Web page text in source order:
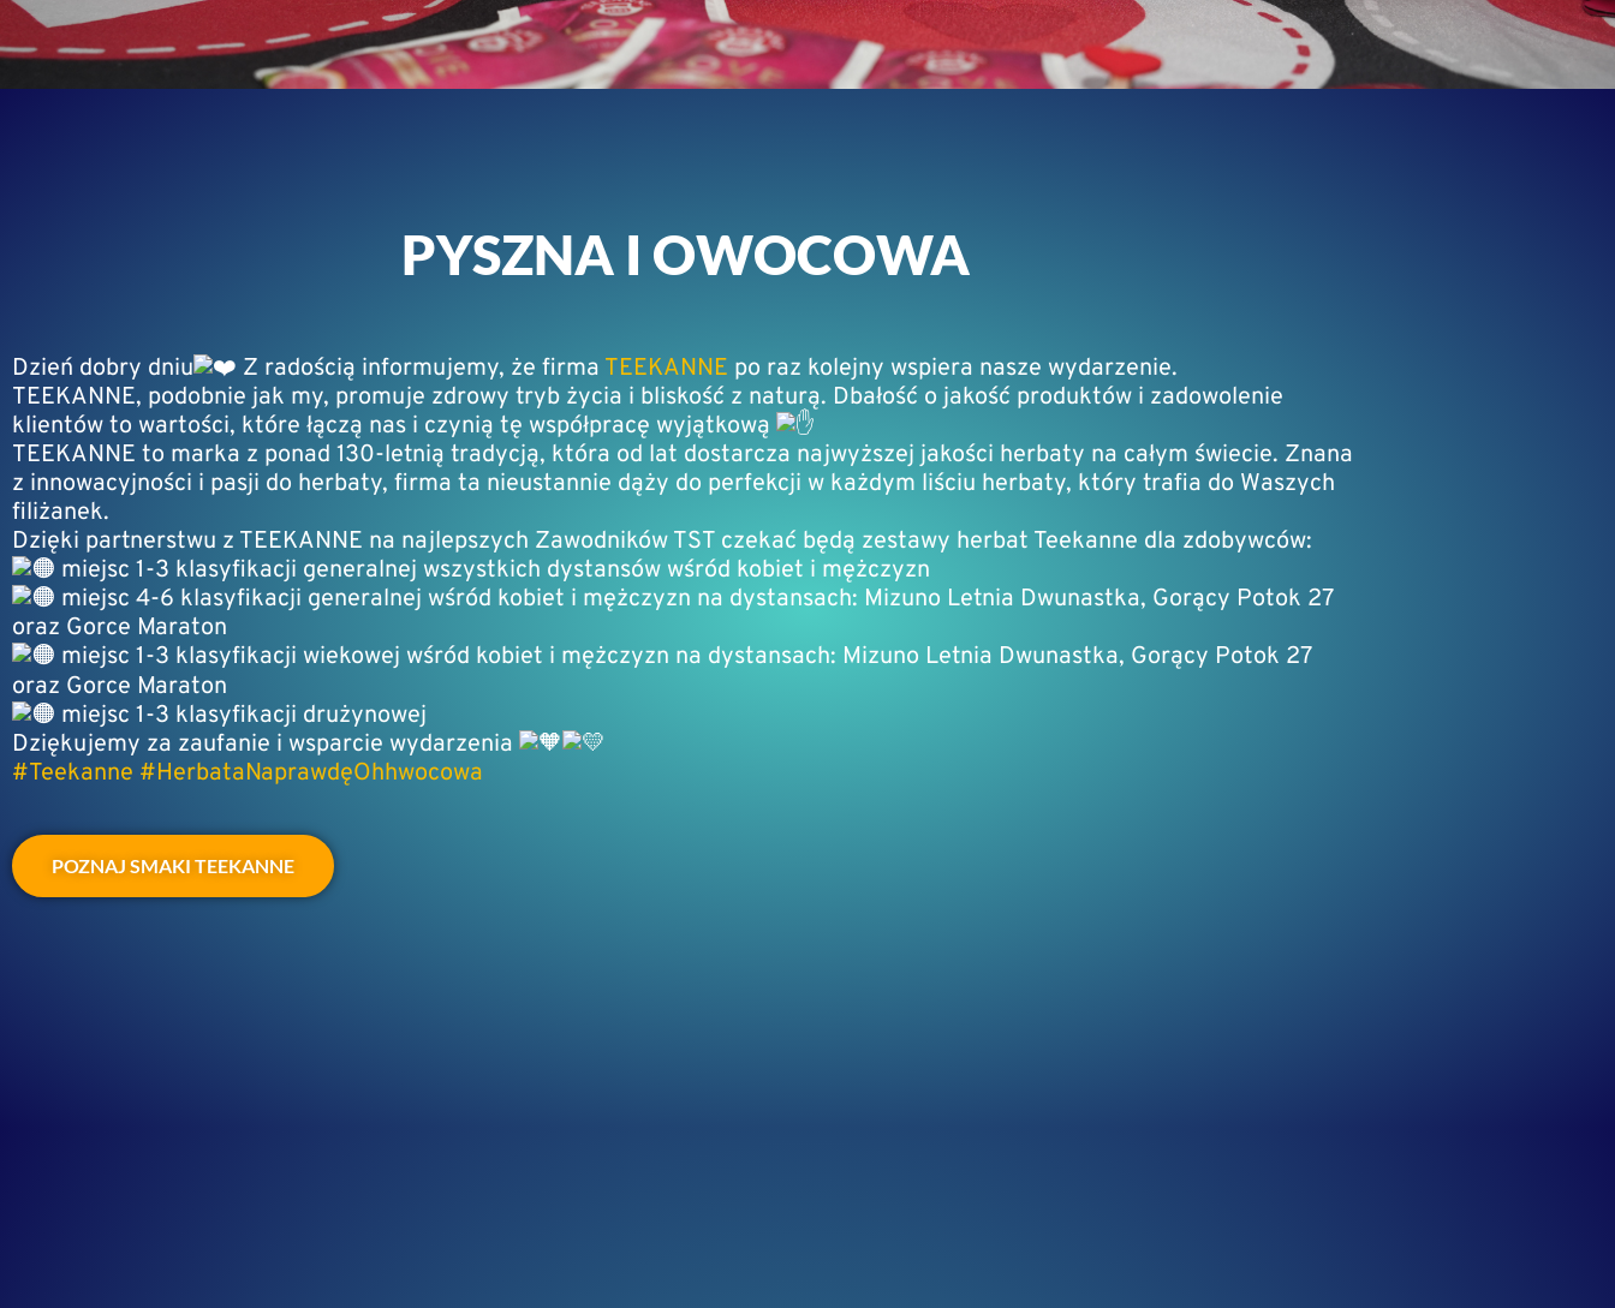
PYSZNA I OWOCOWA
Dzień dobry dniu Z radością informujemy, że firma TEEKANNE po raz kolejny wspiera nasze wydarzenie.
TEEKANNE, podobnie jak my, promuje zdrowy tryb życia i bliskość z naturą. Dbałość o jakość produktów i zadowolenie
klientów to wartości, które łączą nas i czynią tę współpracę wyjątkową
TEEKANNE to marka z ponad 130-letnią tradycją, która od lat dostarcza najwyższej jakości herbaty na całym świecie. Znana
z innowacyjności i pasji do herbaty, firma ta nieustannie dąży do perfekcji w każdym liściu herbaty, który trafia do Waszych
filiżanek.
Dzięki partnerstwu z TEEKANNE na najlepszych Zawodników TST czekać będą zestawy herbat Teekanne dla zdobywców:
miejsc 1-3 klasyfikacji generalnej wszystkich dystansów wśród kobiet i mężczyzn
miejsc 4-6 klasyfikacji generalnej wśród kobiet i mężczyzn na dystansach: Mizuno Letnia Dwunastka, Gorący Potok 27
oraz Gorce Maraton
miejsc 1-3 klasyfikacji wiekowej wśród kobiet i mężczyzn na dystansach: Mizuno Letnia Dwunastka, Gorący Potok 27
oraz Gorce Maraton
miejsc 1-3 klasyfikacji drużynowej
Dziękujemy za zaufanie i wsparcie wydarzenia
#Teekanne #HerbataNaprawdęOhhwocowa
POZNAJ SMAKI TEEKANNE